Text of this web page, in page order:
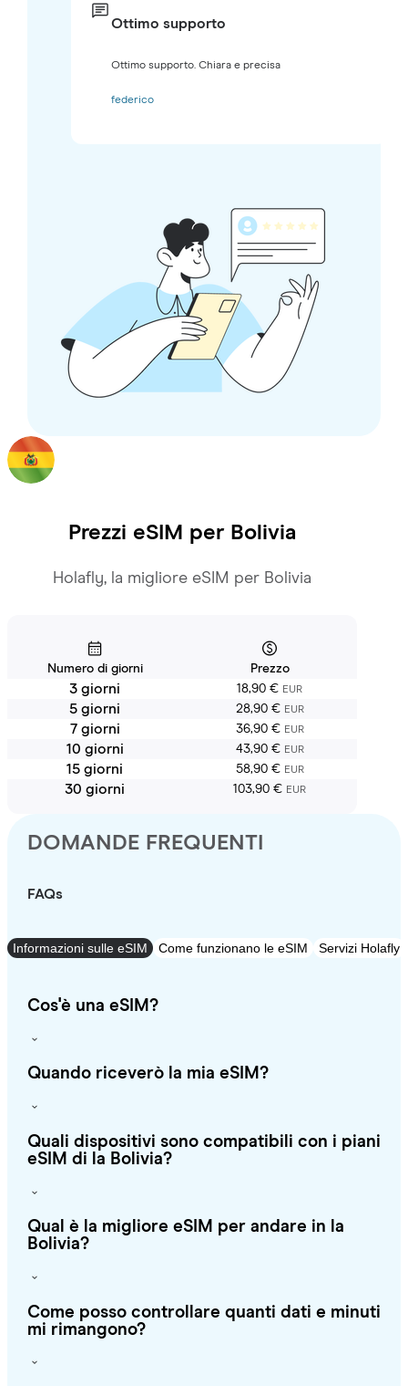
Ottimo supporto
Ottimo supporto. Chiara e precisa
federico
Prezzi eSIM per Bolivia
Holafly, la migliore eSIM per Bolivia
Numero di giorni Prezzo
3 giorni 18,90 € EUR
5 giorni 28,90 € EUR
7 giorni 36,90 € EUR
10 giorni 43,90 € EUR
15 giorni 58,90 € EUR
30 giorni 103,90 € EUR
DOMANDE FREQUENTI
FAQs
Informazioni sulle eSIM Come funzionano le eSIM Servizi Holafly
Cos'è una eSIM?
Quando riceverò la mia eSIM?
Quali dispositivi sono compatibili con i piani
eSIM di la Bolivia?
Qual è la migliore eSIM per andare in la
Bolivia?
Come posso controllare quanti dati e minuti
mi rimangono?